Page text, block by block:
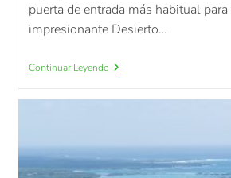
puerta de entrada más habitual
impresionante Desierto…
Continuar Leyendo